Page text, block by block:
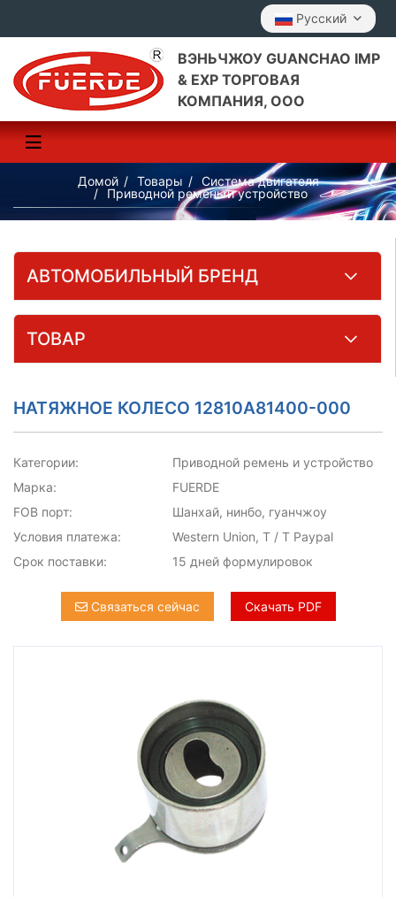
Pусский
ВЭНЬЧЖОУ GUANCHAO IMP
& EXP ТОРГОВАЯ
КОМПАНИЯ, ООО
Домой Товары
Система двигателя
Приводной ремень и устройство
АВТОМОБИЛЬНЫЙ БРЕНД
ТОВАР
НАТЯЖНОЕ КОЛЕСО 12810A81400-000
Категории:
Приводной ремень и устройство
Марка:
FUERDE
FOB порт:
Шанхай, нинбо, гуанчжоу
Условия платежа:
Western Union, T / T Paypal
Срок поставки:
15 дней формулировок
Связаться сейчас Скачать PDF